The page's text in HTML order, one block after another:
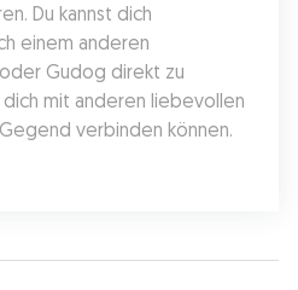
Du kannst dich
einem anderen
Gudog direkt zu
mit anderen liebevollen
verbinden können.